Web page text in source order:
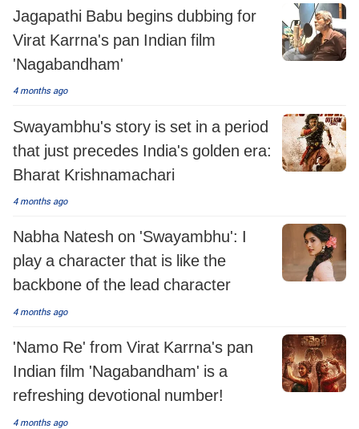
Jagapathi Babu begins dubbing for
Virat Karrna's pan Indian film
'Nagabandham'
4 months ago
Swayambhu's story is set in a period
that just precedes India's golden era:
Bharat Krishnamachari
4 months ago
Nabha Natesh on 'Swayambhu': I
play a character that is like the
backbone of the lead character
4 months ago
'Namo Re' from Virat Karrna's pan
Indian film 'Nagabandham' is a
refreshing devotional number!
4 months ago